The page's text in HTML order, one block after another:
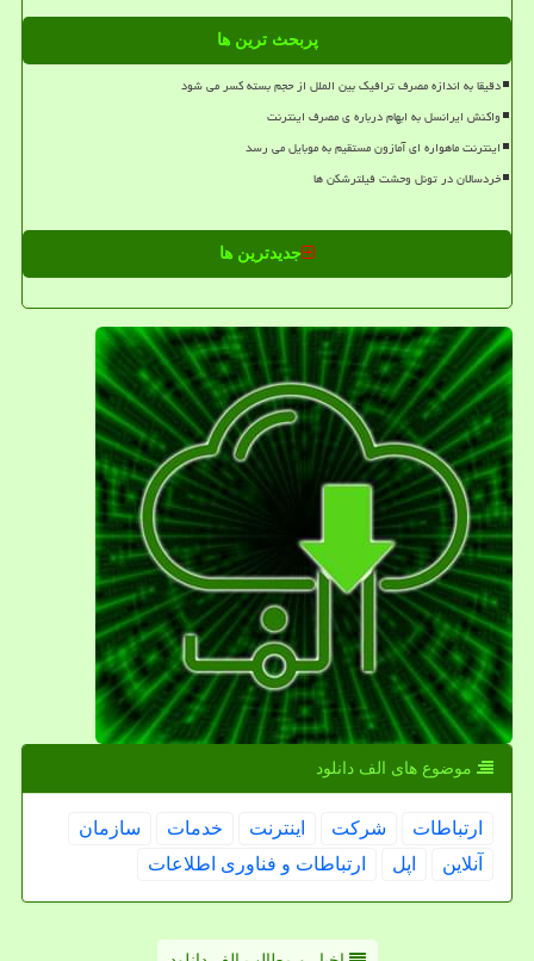
پربحث ترین ها
دقیقا به اندازه مصرف ترافیک بین الملل از حجم بسته کسر می شود
واکنش ایرانسل به ابهام درباره ی مصرف اینترنت
اینترنت ماهواره ای آمازون مستقیم به موبایل می رسد
خردسالان در تونل وحشت فیلترشکن ها
جدیدترین ها
موضوع های الف دانلود
ارتباطات شركت اینترنت خدمات
سازمان
آنلاین
اپل ارتباطات و فناوری اطلاعات